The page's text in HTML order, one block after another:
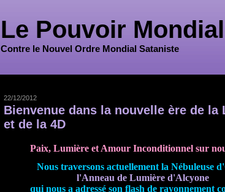
Le Pouvoir
Contre le Nouvel Ordre Mondial Sataniste
22/12/2012
Bienvenue dans la nouvelle ère de la
et de la 4D
Paix, Lumière et Amour Inconditionnel sur
Nous traversons actuellement la Nébuleuse
l'Anneau de Lumière d'Alcyone
qui nous a adressé son flash de rayonnement